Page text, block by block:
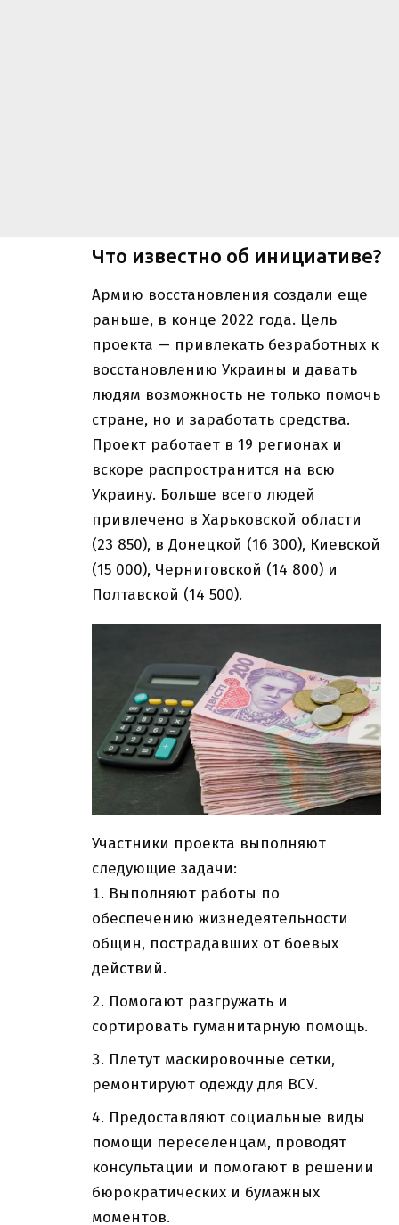
Что известно об инициативе?
Армию восстановления создали еще
раньше, в конце 2022 года. Цель
проекта — привлекать безработных к
восстановлению Украины и давать
людям возможность не только помочь
стране, но и заработать средства.
Проект работает в 19 регионах и
вскоре распространится на всю
Украину. Больше всего людей
привлечено в Харьковской области
(23 850), в Донецкой (16 300), Киевской
(15 000), Черниговской (14 800) и
Полтавской (14 500).
Участники проекта выполняют
следующие задачи:
Выполняют работы по
обеспечению жизнедеятельности
общин, пострадавших от боевых
действий.
Помогают разгружать и
сортировать гуманитарную помощь.
Плетут маскировочные сетки,
ремонтируют одежду для ВСУ.
Предоставляют социальные виды
помощи переселенцам, проводят
консультации и помогают в решении
бюрократических и бумажных
моментов.